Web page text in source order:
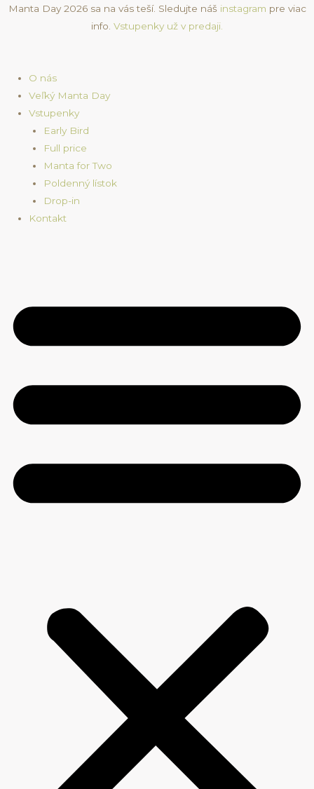
SkipManta Day 2026 sa na vás teší. Sledujte náš instagram pre viac
info. Vstupenky už v predaji.
O nás
Veľký Manta Day
Vstupenky
Early Bird
Full price
Manta for Two
Poldenný lístok
Drop-in
Kontakt